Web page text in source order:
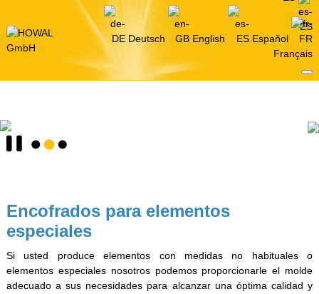
Deutsch English
Español
Français
Encofrados para elementos
especiales
Si usted produce elementos con medidas no habituales o
elementos especiales nosotros podemos proporcionarle el molde
adecuado a sus necesidades para alcanzar una óptima calidad y